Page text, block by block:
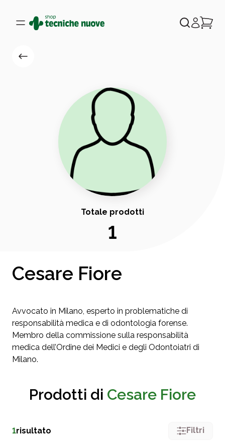
Totale prodotti
1
Cesare Fiore
Avvocato in Milano, esperto in problematiche di
responsabilità medica e di odontologia forense.
Membro della commissione sulla responsabilità
medica dell’Ordine dei Medici e degli Odontoiatri di
Milano.
Prodotti di Cesare Fiore
1risultato Filtri